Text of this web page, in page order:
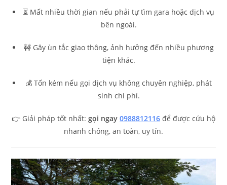
⏳ Mất nhiều thời gian nếu phải tự tìm gara hoặc dịch vụ
bên ngoài.
🚧 Gây ùn tắc giao thông, ảnh hưởng đến nhiều phương
tiện khác.
💰 Tốn kém nếu gọi dịch vụ không chuyên nghiệp, phát
sinh chi phí.
👉 Giải pháp tốt nhất: gọi ngay 0988812116 để được cứu hộ
nhanh chóng, an toàn, uy tín.